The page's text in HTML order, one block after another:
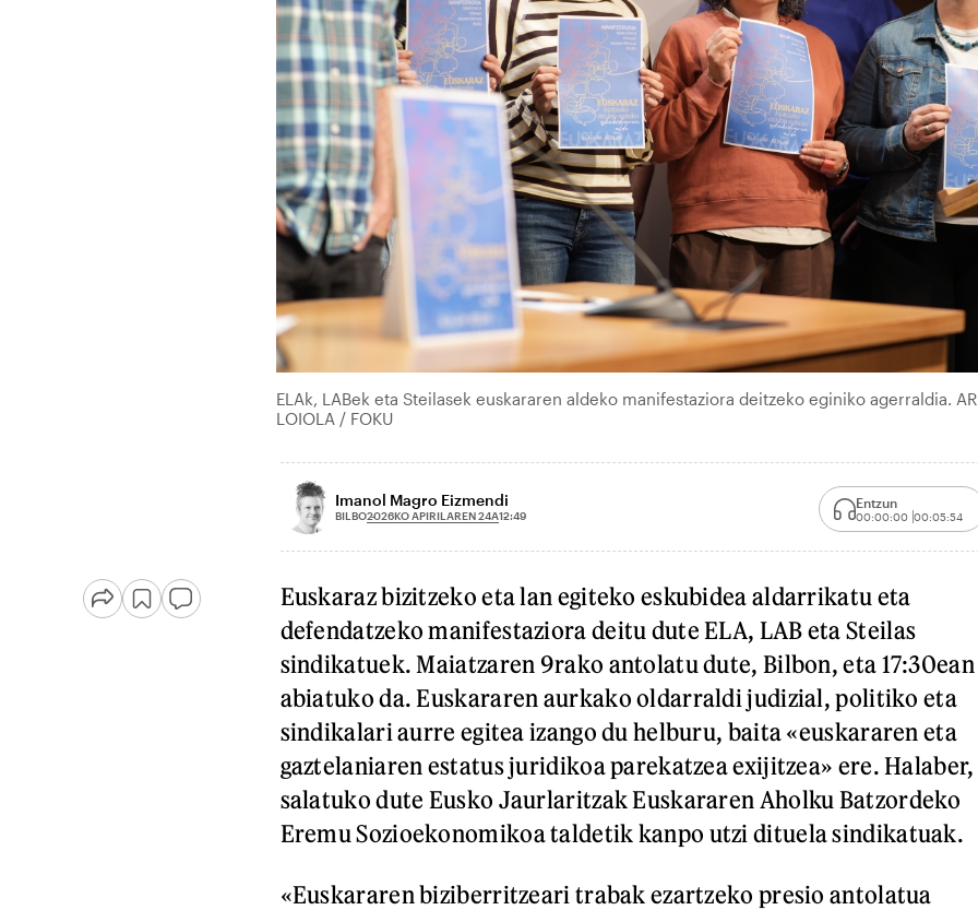
ELAk, LABek eta Steilasek euskararen aldeko manifestaziora deitzeko eginiko agerraldia.
LOIOLA / FOKU
Imanol Magro Eizmendi
BILBO2026KO APIRILAREN 24A12:49
Entzun
00:00:00 00:05:54
Euskaraz bizitzeko eta lan egiteko eskubidea aldarrikatu eta
defendatzeko manifestaziora deitu dute ELA, LAB eta Steilas
sindikatuek. Maiatzaren 9rako antolatu dute, Bilbon, eta 17:30ean
abiatuko da. Euskararen aurkako oldarraldi judizial, politiko eta
sindikalari aurre egitea izango du helburu, baita «euskararen eta
gaztelaniaren estatus juridikoa parekatzea exijitzea» ere. Halaber,
salatuko dute Eusko Jaurlaritzak Euskararen Aholku Batzordeko
Eremu Sozioekonomikoa taldetik kanpo utzi dituela sindikatuak.
«Euskararen biziberritzeari trabak ezartzeko presio antolatua